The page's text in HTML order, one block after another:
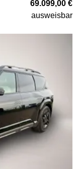
69.099,00 €
ausweisbar